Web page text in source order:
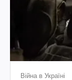
Війна в Україні